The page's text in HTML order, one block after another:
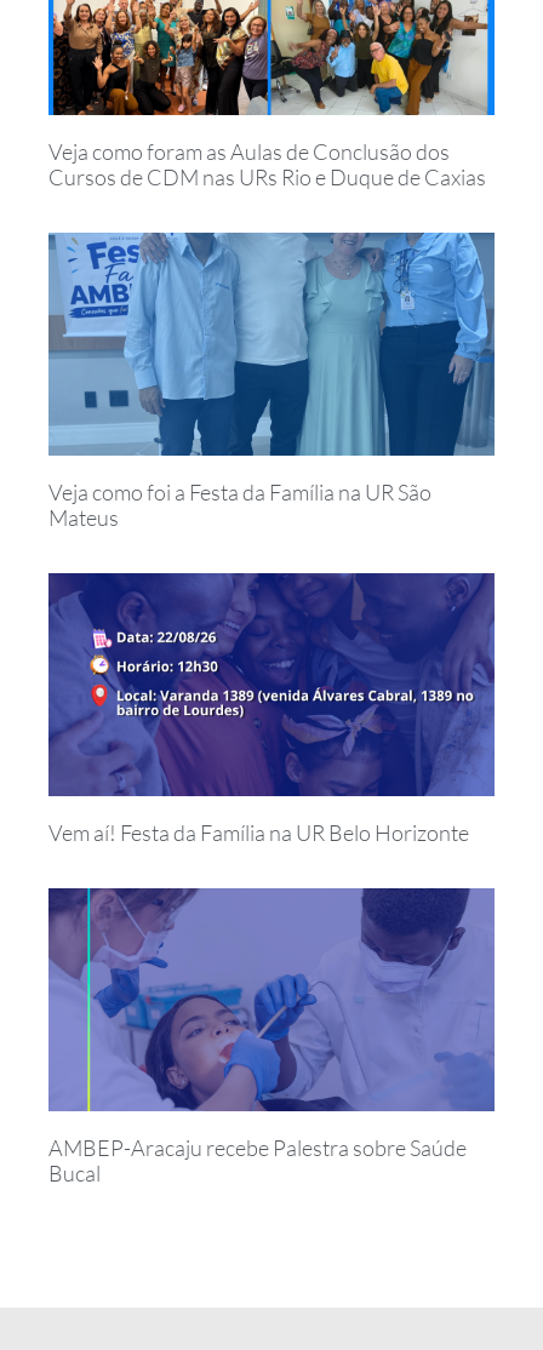
Veja como foram as Aulas de Conclusão dos
Cursos de CDM nas URs Rio e Duque de Caxias
Veja como foi a Festa da Família na UR São
Mateus
Vem aí! Festa da Família na UR Belo Horizonte
AMBEP-Aracaju recebe Palestra sobre Saúde
Bucal